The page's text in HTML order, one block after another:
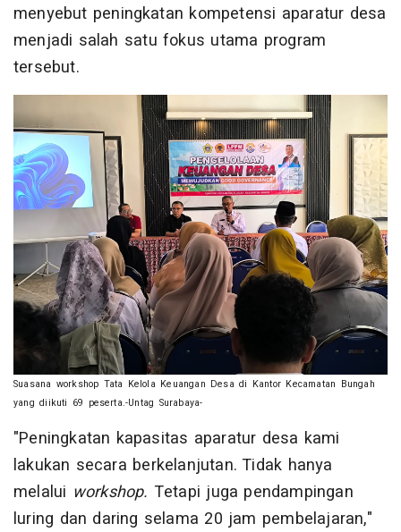
menyebut peningkatan kompetensi aparatur desa
menjadi salah satu fokus utama program
tersebut.
Suasana workshop Tata Kelola Keuangan Desa di Kantor Kecamatan Bungah
yang diikuti 69 peserta.-Untag Surabaya-
"Peningkatan kapasitas aparatur desa kami
lakukan secara berkelanjutan. Tidak hanya
melalui workshop. Tetapi juga pendampingan
luring dan daring selama 20 jam pembelajaran,"